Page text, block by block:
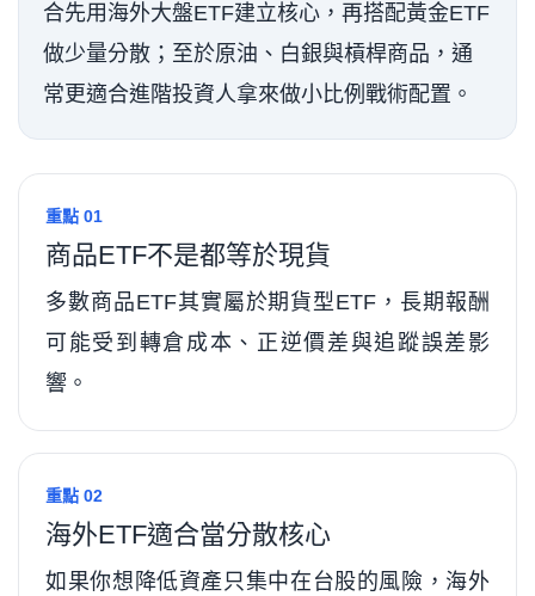
合先用海外大盤ETF建立核心，再搭配黃金ETF
做少量分散；至於原油、白銀與槓桿商品，通
常更適合進階投資人拿來做小比例戰術配置。
重點 01
商品ETF不是都等於現貨
多數商品ETF其實屬於期貨型ETF，長期報酬
可能受到轉倉成本、正逆價差與追蹤誤差影
響。
重點 02
海外ETF適合當分散核心
如果你想降低資產只集中在台股的風險，海外